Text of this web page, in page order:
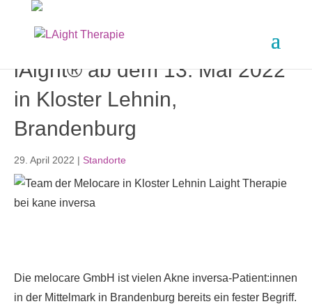
lAight® ab dem 13. Mai 2022
in Kloster Lehnin,
Brandenburg
29. April 2022 | Standorte
Die melocare GmbH ist vielen Akne inversa-Patient:innen
in der Mittelmark in Brandenburg bereits ein fester Begriff.